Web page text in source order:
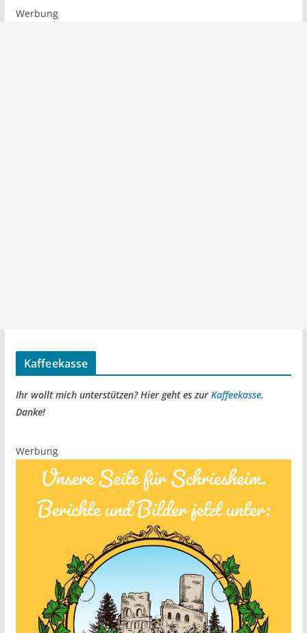
Werbung
Kaffeekasse
Ihr wollt mich unterstützen? Hier geht es zur Kaffeekasse.
Danke!
Werbung